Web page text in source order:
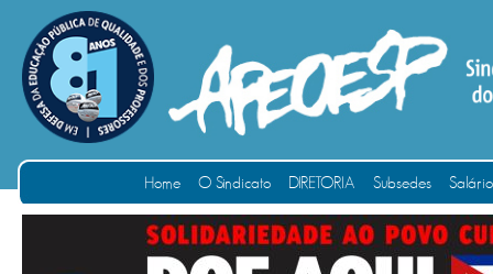
Home O Sindicato DIRETORIA Subsedes